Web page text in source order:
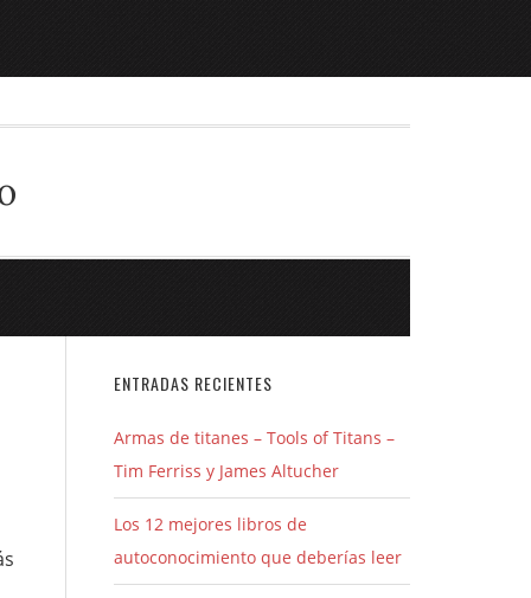
ENTRADAS RECIENTES
Armas de titanes – Tools of Titans –
Tim Ferriss y James Altucher
Los 12 mejores libros de
autoconocimiento que deberías leer